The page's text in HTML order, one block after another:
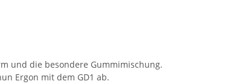
und die besondere Gummimischung.
Ergon mit dem GD1 ab.